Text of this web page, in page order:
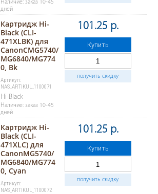
Наличие: заказ 10-45
дней
Картридж Hi-
Black (CLI-
471XLBK) для
CanonCMG5740/
MG6840/MG774
0, Bk
Артикул:
NAS_ARTIKUL_1100071
Hi-Black
Наличие: заказ 10-45
дней
101.25 р.
Купить
получить скидку
Картридж Hi-
Black (CLI-
471XLC) для
CanonMG5740/
MG6840/MG774
0, Cyan
Артикул:
NAS_ARTIKUL_1100072
101.25 р.
Купить
получить скидку